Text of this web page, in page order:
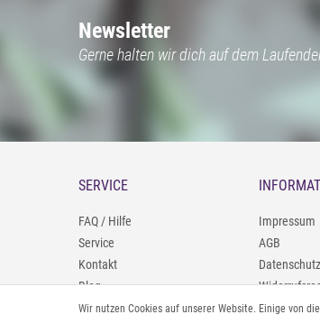
Newsletter
Gerne halten wir dich auf dem
SERVICE
FAQ / Hilfe
Service
Kontakt
Blog
09402/9388966
Impressum
AGB
Datenschutz
Zahlung
Wir nutzen Cookies auf unserer Website. Einige von